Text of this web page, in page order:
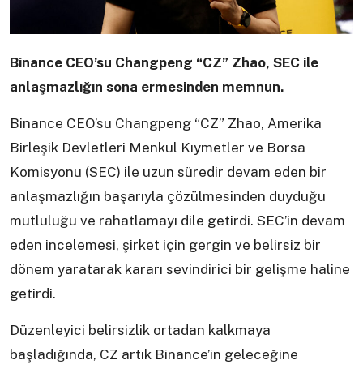
Binance CEO’su Changpeng “CZ” Zhao, SEC ile
anlaşmazlığın sona ermesinden memnun.
Binance CEO’su Changpeng “CZ” Zhao, Amerika
Birleşik Devletleri Menkul Kıymetler ve Borsa
Komisyonu (SEC) ile uzun süredir devam eden bir
anlaşmazlığın başarıyla çözülmesinden duyduğu
mutluluğu ve rahatlamayı dile getirdi. SEC’in devam
eden incelemesi, şirket için gergin ve belirsiz bir
dönem yaratarak kararı sevindirici bir gelişme haline
getirdi.
Düzenleyici belirsizlik ortadan kalkmaya
başladığında, CZ artık Binance’in geleceğine